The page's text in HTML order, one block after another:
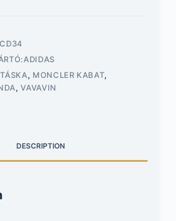
, MONCLER KABAT,
,VAVAVIN
DESCRIPTION